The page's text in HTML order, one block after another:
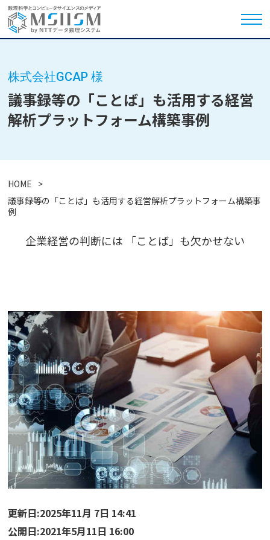
株式会社GCAP 様
議事録等の「ことば」も活用する経営
解析プラットフォーム構築事例
HOME
議事録等の「ことば」も活用する経営解析プラットフォーム構築事
例
企業経営の判断には 「ことば」も欠かせない
更新日:2025年11月 7日 14:41
公開日:2021年5月11日 16:00